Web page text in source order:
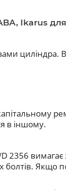
Ikarus
циліндра.
в іншому.
2356 вимагає
болтів.